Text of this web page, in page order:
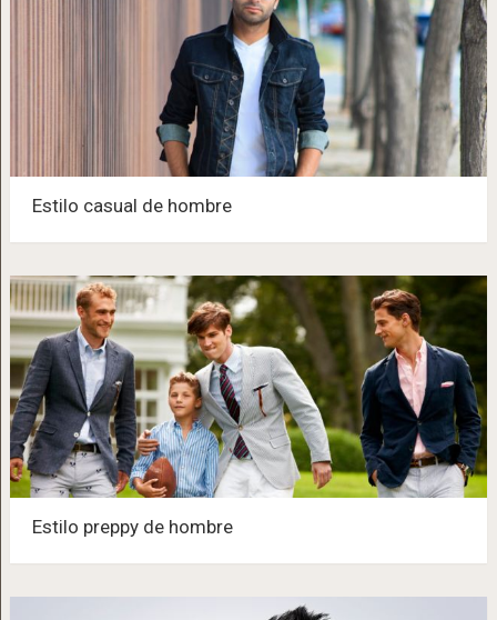
Estilo casual de hombre
Estilo preppy de hombre